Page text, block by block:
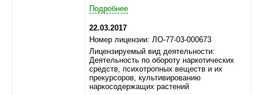
Подробнее
22.03.2017
Номер лицензии: ЛО-77-03-000673
Лицензируемый вид деятельности:
Деятельность по обороту наркотических
средств, психотропных веществ и их
прекурсоров, культивированию
наркосодержащих растений